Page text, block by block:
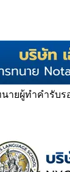
ายผู้ทำคำรับร